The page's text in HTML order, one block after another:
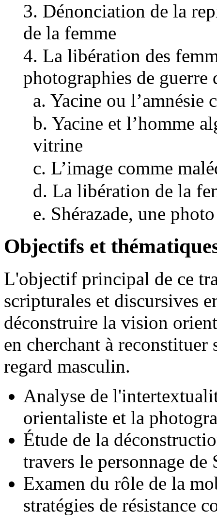
3. Dénonciation de la
de la femme
4. La libération des
photographies de guerre
a. Yacine ou l’amnésie
b. Yacine et l’homme
vitrine
c. L’image comme
d. La libération de la
e. Shérazade, une
Objectifs et
L'objectif principal de ce
scripturales et discursives
déconstruire la vision
en cherchant à
regard masculin.
Analyse de
orientaliste et la
Étude de la
travers le personnage de
Examen du rôle de la
stratégies de résistance